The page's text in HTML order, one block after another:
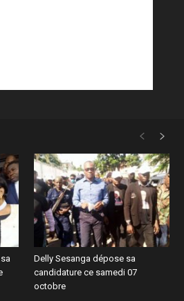
Delly Sesanga dépose sa
candidature ce samedi 07
octobre